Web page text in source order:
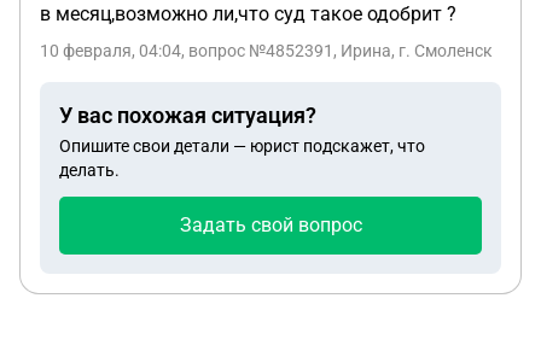
в месяц,возможно ли,что суд такое одобрит ?
10 февраля, 04:04, вопрос №4852391, Ирина, г. Смоленск
У вас похожая ситуация?
Опишите свои детали — юрист подскажет, что
делать.
Задать свой вопрос